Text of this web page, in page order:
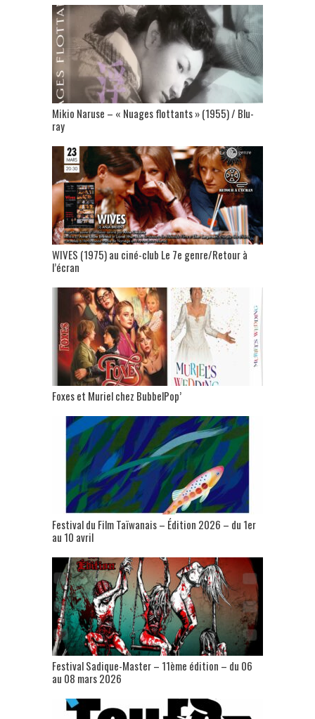
Mikio Naruse – « Nuages flottants » (1955) / Blu-
ray
WIVES (1975) au ciné-club Le 7e genre/Retour à
l’écran
Foxes et Muriel chez BubbelPop’
Festival du Film Taïwanais – Édition 2026 – du 1er
au 10 avril
Festival Sadique-Master – 11ème édition – du 06
au 08 mars 2026